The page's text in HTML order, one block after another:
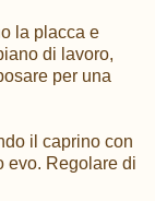
la placca e
di lavoro,
per una
il caprino con
evo. Regolare di